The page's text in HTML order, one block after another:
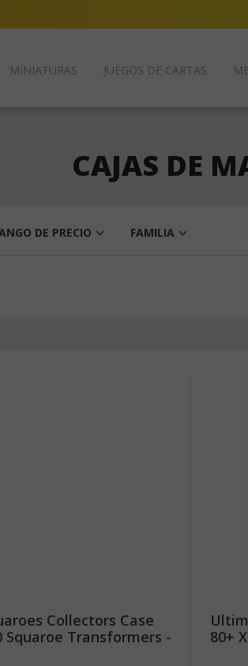
MINIATURAS JUEGOS DE CARTAS
CAJAS DE
DE PRECIO FAMILIA
Collectors Case
Squaroe Transformers -
80+